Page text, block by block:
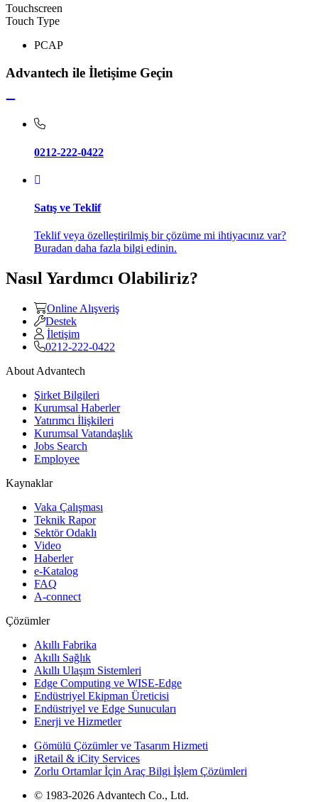
Touchscreen
Touch Type
PCAP
Advantech ile İletişime Geçin
0212-222-0422
Satış ve Teklif
Teklif veya özelleştirilmiş bir çözüme mi ihtiyacınız var?
Buradan daha fazla bilgi edinin.
Nasıl Yardımcı Olabiliriz?
Online Alışveriş
Destek
İletişim
0212-222-0422
About Advantech
Şirket Bilgileri
Kurumsal Haberler
Yatırımcı İlişkileri
Kurumsal Vatandaşlık
Jobs Search
Employee
Kaynaklar
Vaka Çalışması
Teknik Rapor
Sektör Odaklı
Video
Haberler
e-Katalog
FAQ
A-connect
Çözümler
Akıllı Fabrika
Akıllı Sağlık
Akıllı Ulaşım Sistemleri
Edge Computing ve WISE-Edge
Endüstriyel Ekipman Üreticisi
Endüstriyel ve Edge Sunucuları
Enerji ve Hizmetler
Gömülü Çözümler ve Tasarım Hizmeti
iRetail & iCity Services
Zorlu Ortamlar İçin Araç Bilgi İşlem Çözümleri
© 1983-2026 Advantech Co., Ltd.